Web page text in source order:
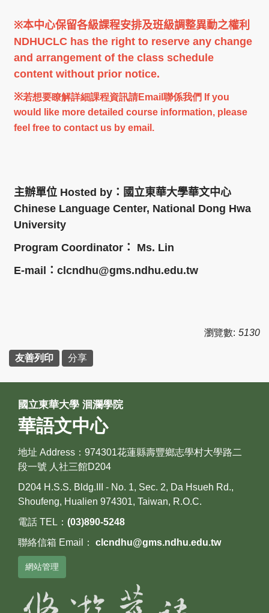
※本中心保留各級課程安排及班級調整異動之權利
NDHUCLC has the right to reserve any change
and arrangement of the class schedule
content without prior notice.
※若想要瞭解詳細課程資訊請Email聯係我們​​​​​​​ If you
would like more detailed course information, please
feel free to contact us by email.
主辦單位 Hosted by ：國立東華大學華文中心
Chinese Language Center, National Dong Hwa
University
Program Coordinator ：
Ms. Lin
E-mail ： clcndhu@gms.ndhu.edu.tw
瀏覽數: 5130
友善列印 分享
國立東華大學 洄瀾學院
華語文中心
地址 Address：974301花蓮縣壽豐鄉志學村大學路二
段一號 人社三館D204
D204 H.S.S. Bldg.III - No. 1, Sec. 2, Da Hsueh Rd.,
Shoufeng, Hualien 974301, Taiwan, R.O.C.
電話 TEL： (03)890-5248
聯絡信箱 Email： clcndhu@gms.ndhu.edu.tw
網站管理